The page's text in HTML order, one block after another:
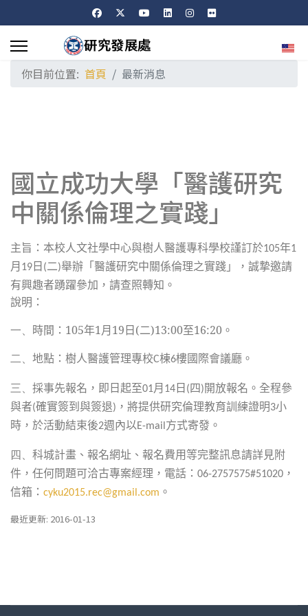
選擇
你目前位置: 首頁 最新消息
國立成功大學「醫護研究
中關係倫理之實踐」
主旨：本校人文社學中心與樹人醫護專科學校謹訂於105年1
月 19日(二)舉辦 「醫護研究中關係倫理之實踐」，誠摯邀請
有興趣者踴躍參加，請查照轉知。
說明：
一、 時間： 105年1月19日(二)13:00至16:20 。
二、 地點：樹人醫護管理專校C棟6樓國際會議廳。
三、 採事先報名，即日起至01月 14日(四)開放報名。全程參
與者(確實簽到與簽退) ，將提供研究倫理教育訓練證明3小
時，於活動結束後2週內以E-mail 方式寄發。
四、 科城計畫、報名網址、報名費用等完整訊息請詳見附
件，任何問題可洽古專案經理，電話： 06-2757575#51020 ，
信箱： cyku2015.rec@gmail.com 。
最近更新: 2016-01-13